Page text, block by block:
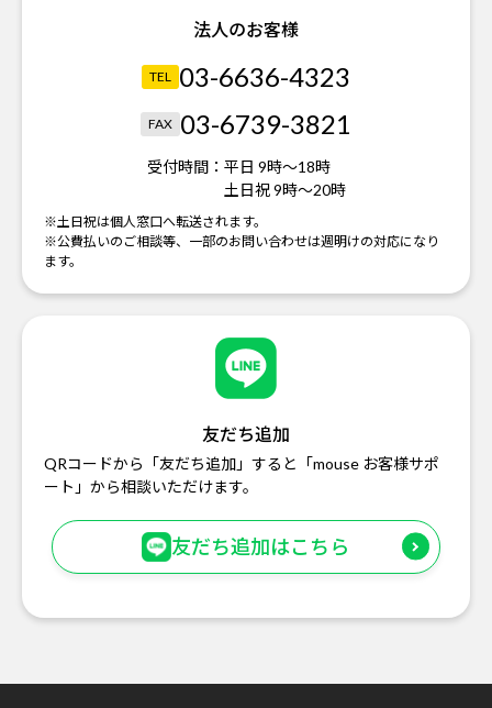
法人のお客様
TEL 03-6636-4323
FAX 03-6739-3821
受付時間： 平日 9時～18時
土日祝 9時～20時
※土日祝は個人窓口へ転送されます。
※公費払いのご相談等、一部のお問い合わせは週明けの対応になり
ます。
友だち追加
QRコードから「友だち追加」すると「mouse お客様サポ
ート」から相談いただけます。
友だち追加はこちら